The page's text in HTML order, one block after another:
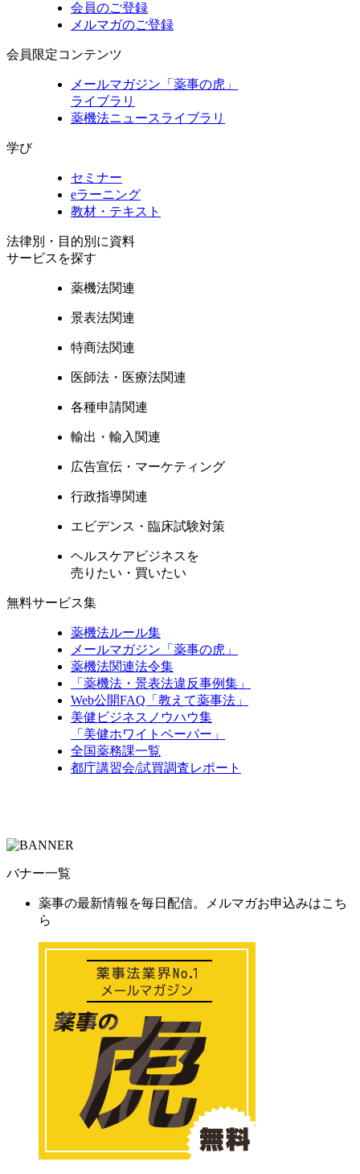
会員のご登録
メルマガのご登録
会員限定コンテンツ
メールマガジン「薬事の虎」
ライブラリ
薬機法ニュースライブラリ
学び
セミナー
eラーニング
教材・テキスト
法律別・目的別に資料
サービスを探す
薬機法関連
景表法関連
特商法関連
医師法・医療法関連
各種申請関連
輸出・輸入関連
広告宣伝・マーケティング
行政指導関連
エビデンス・臨床試験対策
ヘルスケアビジネスを
売りたい・買いたい
無料サービス集
薬機法ルール集
メールマガジン「薬事の虎」
薬機法関連法令集
「薬機法・景表法違反事例集」
Web公開FAQ「教えて薬事法」
美健ビジネスノウハウ集
「美健ホワイトペーパー」
全国薬務課一覧
都庁講習会/試買調査レポート
バナー一覧
薬事の最新情報を毎日配信。メルマガお申込みはこち
ら